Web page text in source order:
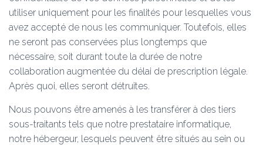
utiliser uniquement pour les finalités pour lesquelles vous
avez accepté de nous les communiquer. Toutefois, elles
ne seront pas conservées plus longtemps que
nécessaire, soit durant toute la durée de notre
collaboration augmentée du délai de prescription légale.
Après quoi, elles seront détruites.
Nous pouvons être amenés à les transférer à des tiers
sous-traitants tels que notre prestataire informatique,
notre hébergeur, lesquels peuvent être situés au sein ou